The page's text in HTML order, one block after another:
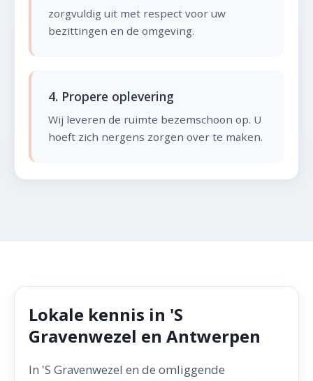
zorgvuldig uit met respect voor uw
bezittingen en de omgeving.
4. Propere oplevering
Wij leveren de ruimte bezemschoon op. U
hoeft zich nergens zorgen over te maken.
Lokale kennis in 'S
Gravenwezel en Antwerpen
In 'S Gravenwezel en de omliggende